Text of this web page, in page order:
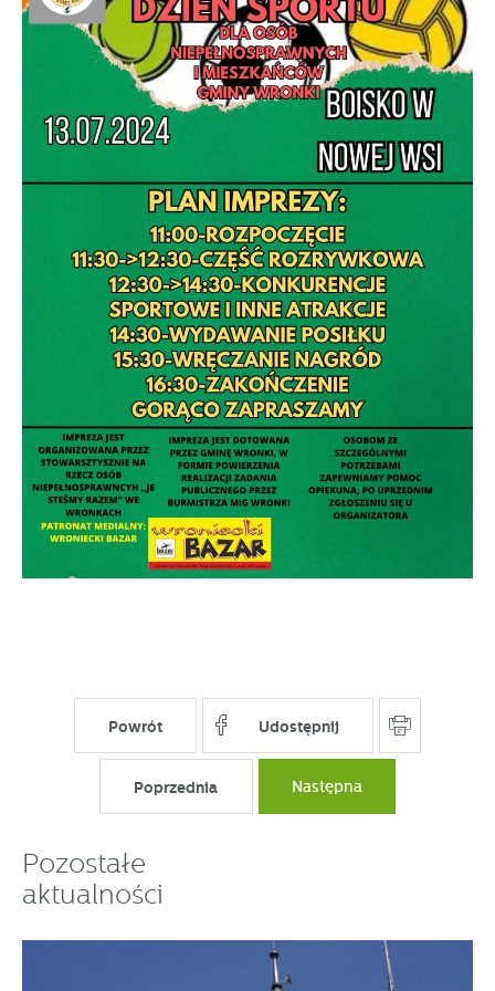
Powrót Udostępnij
Poprzednia Następna
Pozostałe
aktualności
upodobań oraz Twoich zwyczajów dotyczących
przeglądanej witryny internetowej. Treści promocyjne
mogą pojawić się na stronach podmiotów trzecich
lub firm będących naszymi partnerami oraz innych
dostawców usług. Firmy te działają w charakterze
pośredników prezentujących nasze treści w postaci
wiadomości, ofert, komunikatów mediów